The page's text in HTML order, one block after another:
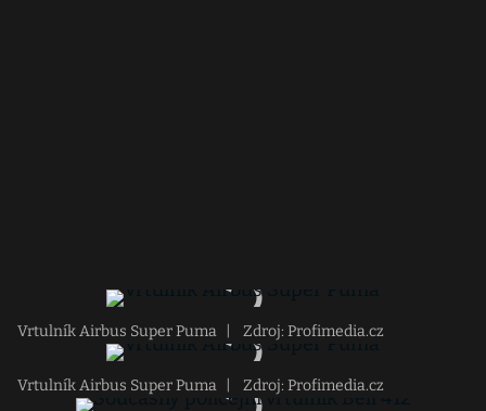
Vrtulník Airbus Super Puma Zdroj: Profimedia.cz
Vrtulník Airbus Super Puma Zdroj: Profimedia.cz